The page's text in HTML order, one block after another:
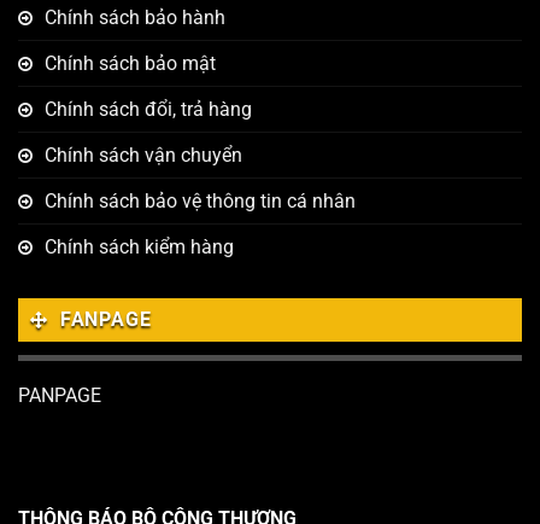
Chính sách bảo hành
Chính sách bảo mật
Chính sách đổi, trả hàng
Chính sách vận chuyển
Chính sách bảo vệ thông tin cá nhân
Chính sách kiểm hàng
FANPAGE
PANPAGE
THÔNG BÁO BỘ CÔNG THƯƠNG